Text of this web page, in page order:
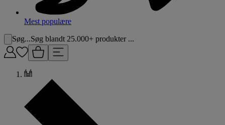
Mest populære
Søg...Søg blandt 25.000+ produkter ...